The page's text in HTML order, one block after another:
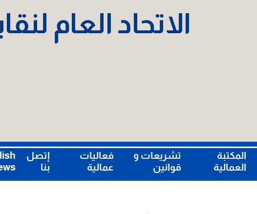
الاتحاد العام
المكتبة
العمالية
تشريعات و
قوانين
فعاليات
عمالية
إتصل
بنا